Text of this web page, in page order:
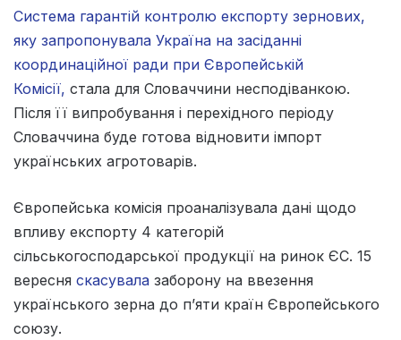
Система гарантій контролю експорту зернових,
яку запропонувала Україна на засіданні
координаційної ради при Європейській
Комісії, стала для Словаччини несподіванкою.
Після її випробування і перехідного періоду
Словаччина буде готова відновити імпорт
українських агротоварів.
Європейська комісія проаналізувала дані щодо
впливу експорту 4 категорій
сільськогосподарської продукції на ринок ЄС. 15
вересня скасувала заборону на ввезення
українського зерна до п’яти країн Європейського
союзу.